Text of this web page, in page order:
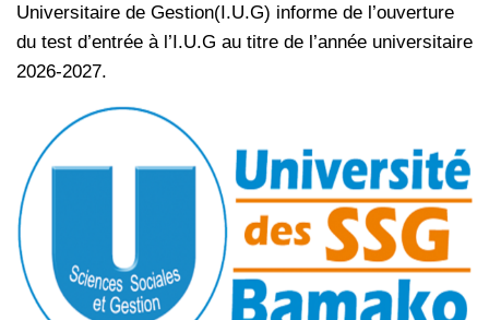
Universitaire de Gestion(I.U.G) informe de l’ouverture
du test d’entrée à l’I.U.G au titre de l’année universitaire
2026-2027.